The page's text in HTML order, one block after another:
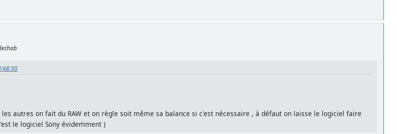
autres on fait du RAW et on règle soit même sa balance si c'est nécessaire , à défaut on laisse le logiciel faire
le logiciel Sony évidemment )